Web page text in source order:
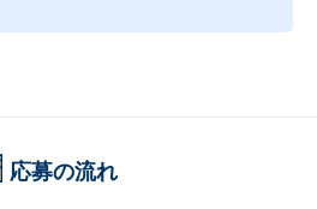
応募の流れ